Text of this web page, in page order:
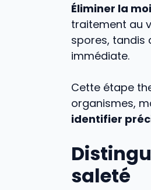
Éliminer la
traitement au
spores, tandis
immédiate.
Cette étape
organismes,
identifier
saleté